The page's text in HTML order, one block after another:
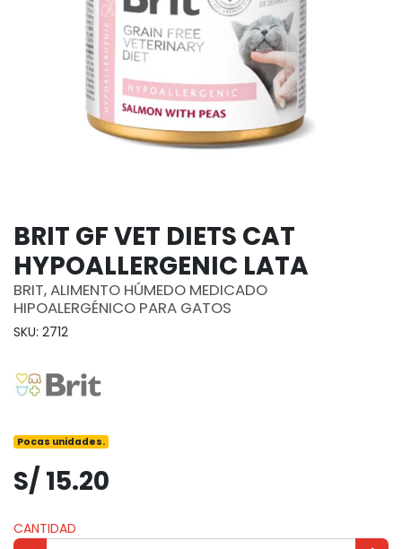
BRIT GF VET DIETS CAT
HYPOALLERGENIC LATA
BRIT, ALIMENTO HÚMEDO MEDICADO
HIPOALERGÉNICO PARA GATOS
SKU: 2712
Pocas unidades.
S/ 15.20
CANTIDAD